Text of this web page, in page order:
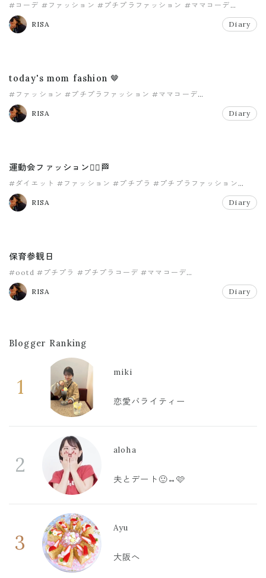
#コーデ #ファッション #プチプラファッション #ママコーデ
#ママファッション
RISA
Diary
today's mom fashion 🤎
#ファッション #プチプラファッション #ママコーデ
#ママファッション
RISA
Diary
運動会ファッション🏃‍♀️🏁
#ダイエット #ファッション #プチプラ #プチプラファッション
#ママファッション
RISA
Diary
保育参観日
#ootd #プチプラ #プチプラコーデ #ママコーデ
#ママファッション
RISA
Diary
Blogger Ranking
1
miki
恋愛バライティー
2
aloha
夫とデート🙂‍↔️🩷
3
Ayu
大阪へ